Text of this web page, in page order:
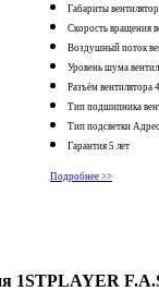
Габариты
Скорость вращения
Воздушный поток
Уровень шума
Разъём
Тип подшипника
Тип подсветки
Гарантия 5 лет
Подробнее >>
1STPLAYER